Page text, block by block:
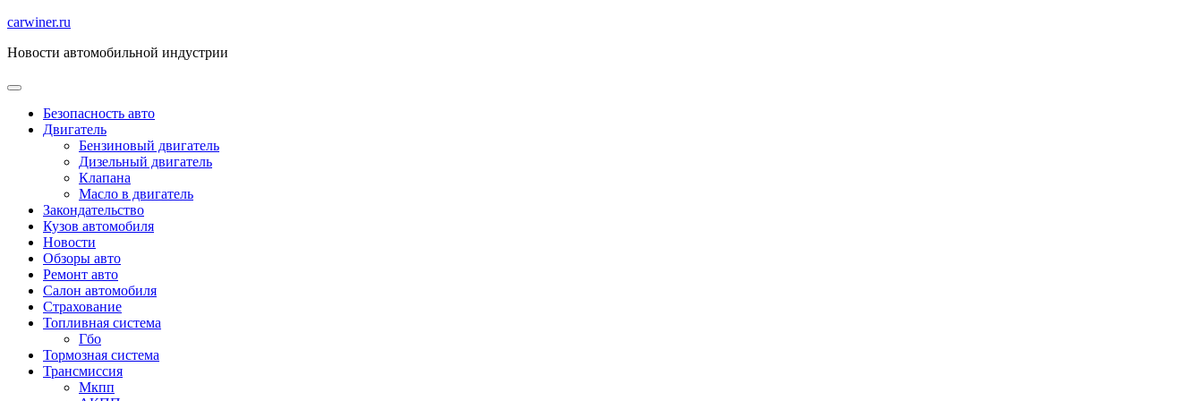
Перейти
содержимому
carwiner.ru
Новости автомобильной индустрии
Безопасность авто
Двигатель
Бензиновый двигатель
Дизельный двигатель
Клапана
Масло в двигатель
Закондательство
Кузов автомобиля
Новости
Обзоры авто
Ремонт авто
Салон автомобиля
Страхование
Топливная система
Гбо
Тормозная система
Трансмиссия
Мкпп